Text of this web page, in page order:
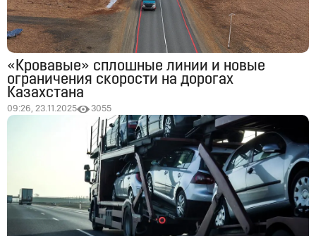
«Кровавые» сплошные линии и новые
ограничения скорости на дорогах
Казахстана
09:26, 23.11.2025 3055